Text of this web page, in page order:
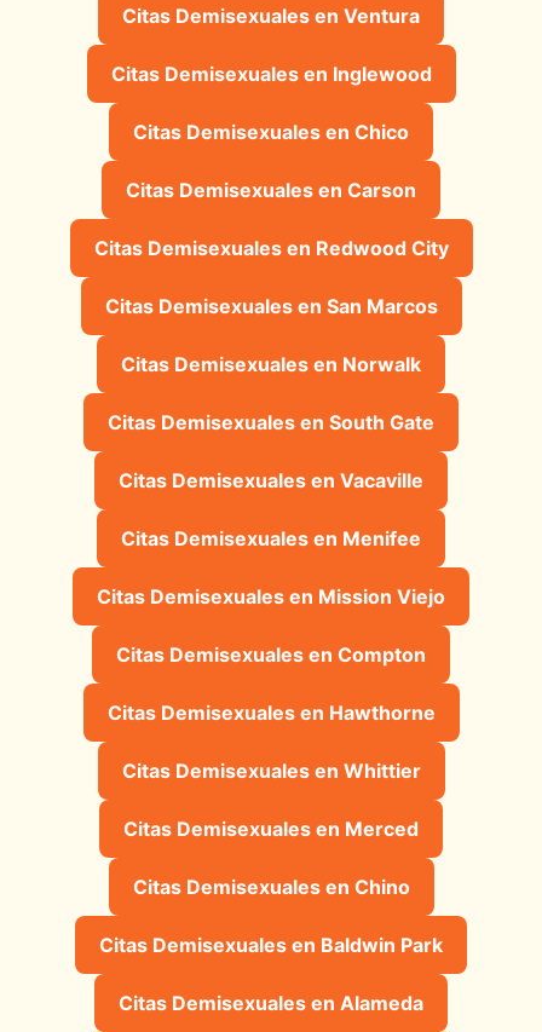
Citas Demisexuales en Ventura
Citas Demisexuales en Inglewood
Citas Demisexuales en Chico
Citas Demisexuales en Carson
Citas Demisexuales en Redwood City
Citas Demisexuales en San Marcos
Citas Demisexuales en Norwalk
Citas Demisexuales en South Gate
Citas Demisexuales en Vacaville
Citas Demisexuales en Menifee
Citas Demisexuales en Mission Viejo
Citas Demisexuales en Compton
Citas Demisexuales en Hawthorne
Citas Demisexuales en Whittier
Citas Demisexuales en Merced
Citas Demisexuales en Chino
Citas Demisexuales en Baldwin Park
Citas Demisexuales en Alameda